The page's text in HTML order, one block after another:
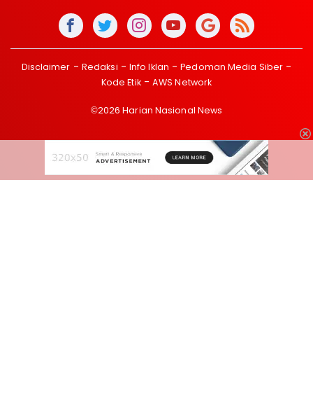
Disclaimer Redaksi Info Iklan
Pedoman Media Siber
Kode Etik
AWS Network
©2026 Harian Nasional News